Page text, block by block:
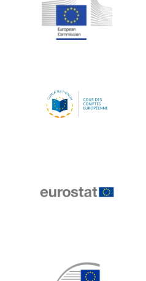
Jean-Louis Schiltz
Jean-Victor Louis
Johnny Åkerholm
Katharien L.C. Hunt
Klaus-Heiner Lehne